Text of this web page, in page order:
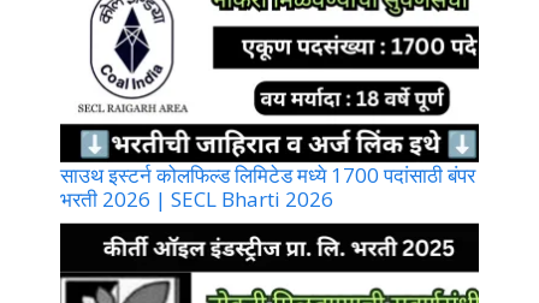
साउथ इस्टर्न कोलफिल्ड लिमिटेड मध्ये 1700 पदांसाठी बंपर
भरती 2026 | SECL Bharti 2026